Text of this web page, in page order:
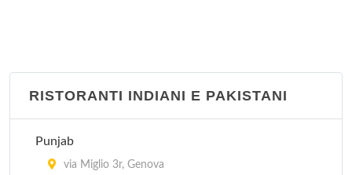
RISTORANTI INDIANI E PAKISTANI
Punjab
via Miglio 3r, Genova